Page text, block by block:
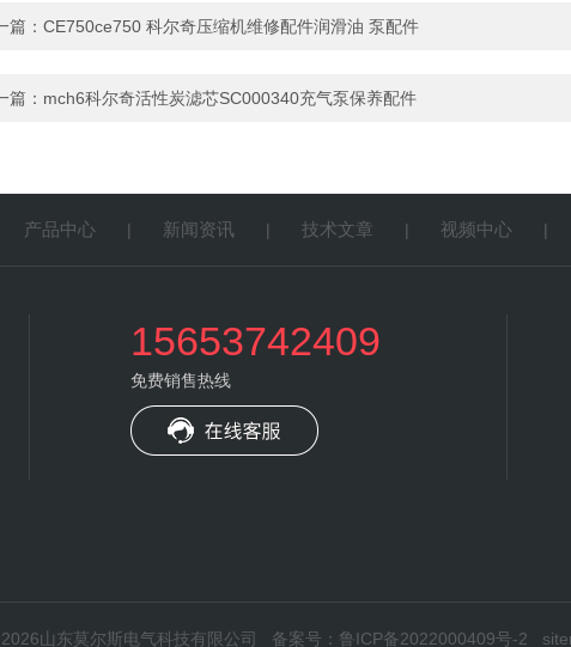
篇： CE750ce750 科尔奇压缩机维修配件润滑油 泵配件
篇： mch6科尔奇活性炭滤芯SC000340充气泵保养配件
产品中心 | 新闻资讯 | 技术文章 | 视频中心 |
15653742409
免费销售热线
山东莫尔斯电气科技有限公司 备案号：鲁ICP备2022000409号-2